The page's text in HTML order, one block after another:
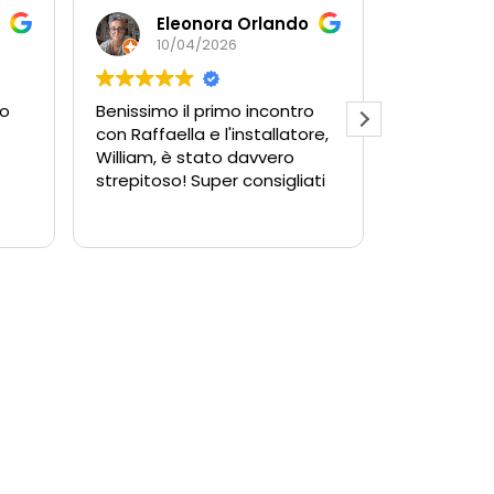
Eleonora Orlando
10/04/2026
Benissimo il primo incontro
con Raffaella e l'installatore,
William, è stato davvero
strepitoso! Super consigliati